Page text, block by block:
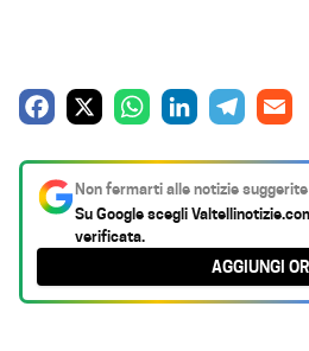
c
e
b
o
t
s
A
k
e
d
e
g
r
a
i
l
Non fermarti alle notizie
Su Google scegli
verificata.
AGGIUNGI